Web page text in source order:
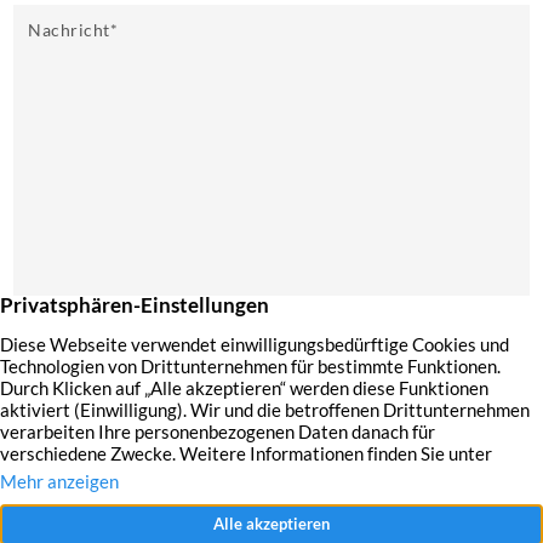
Nachricht*
und Verwendung Ihrer angegebenen Daten zum Zweck der Bearbeitung Ihrer
Datenschutzerklärung und Widerrufshinweise